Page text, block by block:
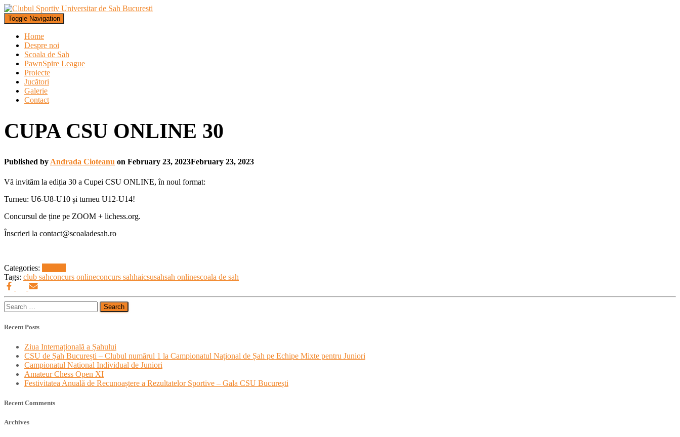
Toggle Navigation
Home
Despre noi
Scoala de Sah
PawnSpire League
Proiecte
Jucători
Galerie
Contact
CUPA CSU ONLINE 30
Published by Andrada Cioteanu on February 23, 2023February 23, 2023
Vă invităm la ediția 30 a Cupei CSU ONLINE, în noul format:
Turneu: U6-U8-U10 și turneu U12-U14!
Concursul de ține pe ZOOM + lichess.org.
Înscrieri la contact@scoaladesah.ro
Categories:
Tags: club sahconcurs onlineconcurs sahhaicsusahsah onlinescoala de sah
Search
for:
Recent Posts
Ziua Internațională a Șahului
CSU de Șah București – Clubul numărul 1 la Campionatul Național de Șah pe Echipe Mixte pentru Juniori
Campionatul National Individual de Juniori
Amateur Chess Open XI
Festivitatea Anuală de Recunoaștere a Rezultatelor Sportive – Gala CSU București
Recent Comments
Archives